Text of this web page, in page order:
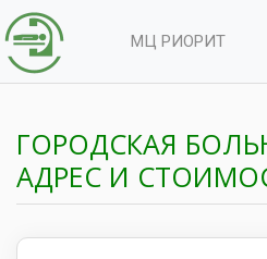
МЦ РИОРИТ
ГОРОДСКАЯ
АДРЕС И